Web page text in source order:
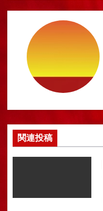
ナ
ゲ
ー
ョ
ン
関連投稿